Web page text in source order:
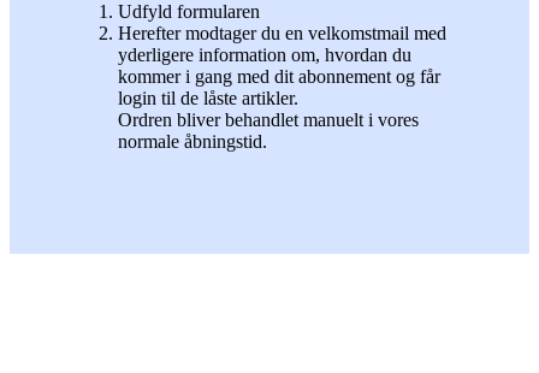
Udfyld formularen
Herefter modtager du en velkomstmail med
yderligere information om, hvordan du
kommer i gang med dit abonnement og får
login til de låste artikler.
Ordren bliver behandlet manuelt i vores
normale åbningstid.